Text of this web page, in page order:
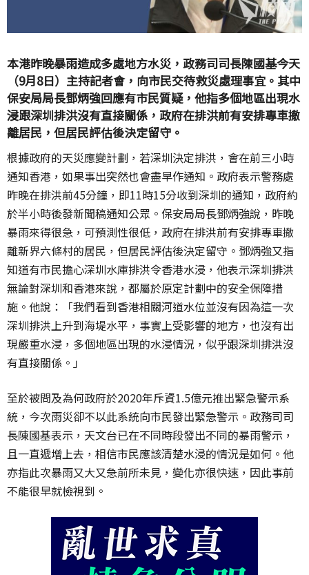
本港昨晚暴雨造成多處地方水災，政務司司長陳國基今天
（9月8日）主持記者會，向市民交待救災處理事宜。其中
保安局局長鄧炳強回應有市民質疑，他指多個地區出現水
浸跟深圳排洪沒有直接關係，政府在排洪前有安排專車撤
離居民，但居民評估後決定留守。
根據政府的天災應變計劃，若深圳決定排洪，會在前三小時
通知香港，如果事出突然也會盡早作通知。政府表示警務處
昨晚在排洪前45分鐘，即11時15分收到深圳的通知，政府約
於半小時後發新聞稿通知公眾。保安局局長鄧炳強說，昨晚
暴雨來得很急，可預測性很低，政府在排洪前有安排專車撤
離新界六條村的居民，但居民評估後決定留守。鄧炳強又指
知道有市民擔心深圳水庫排洪令香港水浸，他表示深圳排洪
無論對深圳和香港來說，都屬於原定計劃中的安全保障措
施。他說：「我們看到香港相關河道水位並沒有因為這一次
深圳排洪上升到海堤水平，事實上受影響的地方，也沒有出
現嚴重水浸，多個地區出現的水浸情況，似乎跟深圳排洪沒
有直接關係。」
至於被問及為何政府於2020年斥資1.5億元推出緊急警示系
統，今次雨災卻不以此系統向市民發出緊急警示。政務司司
長陳國基表示，天文台已在不同時段發出不同的暴雨警示，
且一直遞增上去，相信市民應該清楚水浸的情況是如何。他
亦指此次暴雨又大又急前所未見，變化亦很快速，因此事前
不能很早就檢視到。